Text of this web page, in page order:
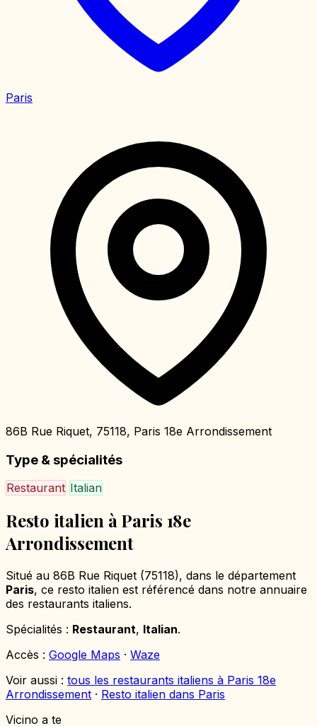
Paris
86B Rue Riquet, 75118, Paris 18e Arrondissement
Type & spécialités
Restaurant Italian
Resto italien à Paris 18e
Arrondissement
Situé au 86B Rue Riquet (75118), dans le département
Paris, ce resto italien est référencé dans notre annuaire
des restaurants italiens.
Spécialités : Restaurant, Italian.
Accès : Google Maps · Waze
Voir aussi : tous les restaurants italiens à Paris 18e
Arrondissement · Resto italien dans Paris
Vicino a te